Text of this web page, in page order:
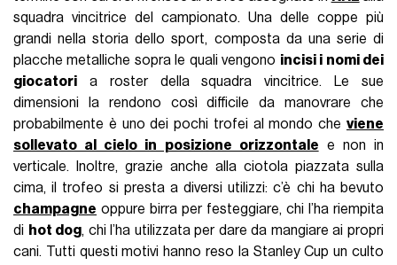
squadra vincitrice del campionato. Una delle coppe più
grandi nella storia dello sport, composta da una serie di
placche metalliche sopra le quali vengono incisi i nomi dei
giocatori a roster della squadra vincitrice. Le sue
dimensioni la rendono così difficile da manovrare che
probabilmente è uno dei pochi trofei al mondo che viene
sollevato al cielo in posizione orizzontale e non in
verticale. Inoltre, grazie anche alla ciotola piazzata sulla
cima, il trofeo si presta a diversi utilizzi: c’è chi ha bevuto
champagne oppure birra per festeggiare, chi l’ha riempita
di hot dog, chi l’ha utilizzata per dare da mangiare ai propri
cani. Tutti questi motivi hanno reso la Stanley Cup un culto